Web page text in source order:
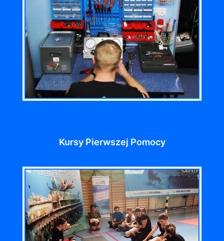
Kursy Pierwszej Pomocy